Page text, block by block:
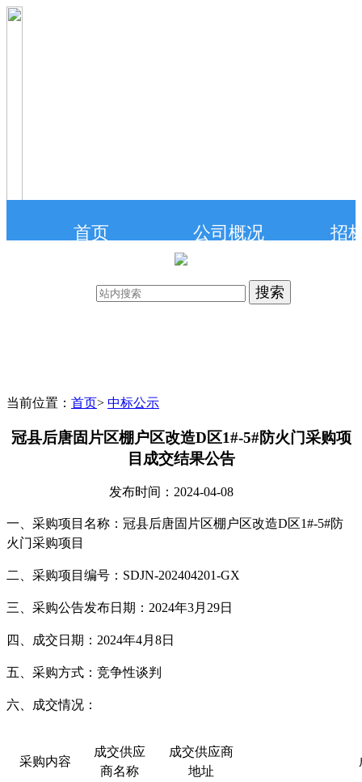
首页 公司概况 招
联系我们 在线投标
当前位置： 首页> 中标公示
冠县后唐固片区棚户区改造D区1#-5#防火门采购项
目成交结果公告
发布时间： 2024-04-08
一、采购项目名称： 冠县后唐固片区棚户区改造D区1#-5#防
火门采购项目
二、采购项目编号： SDJN-202404201-GX
三、采购公告发布日期 ： 2024年3月29日
四、成交日期： 2024年4月8日
五、采购方式：竞争性谈判
六、成交情况：
采购内容
成交供应
商名称
成交供应商
地址